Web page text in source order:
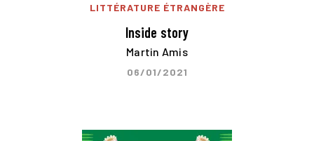
LITTÉRATURE ÉTRANGÈRE
Inside story
Martin Amis
06/01/2021